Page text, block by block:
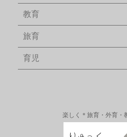
教育
旅育
育児
楽しく＊旅育・外育・